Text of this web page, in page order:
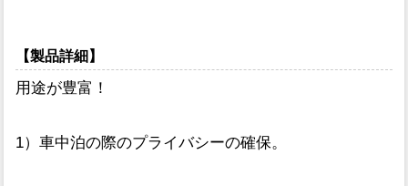
【製品詳細】
用途が豊富！
1）車中泊の際のプライバシーの確保。